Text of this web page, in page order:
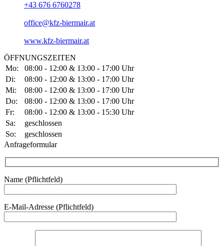
+43 676 6760278
office@kfz-biermair.at
www.kfz-biermair.at
ÖFFNUNGSZEITEN
Mo:
08:00 - 12:00 & 13:00 - 17:00 Uhr
Di:
08:00 - 12:00 & 13:00 - 17:00 Uhr
Mi:
08:00 - 12:00 & 13:00 - 17:00 Uhr
Do:
08:00 - 12:00 & 13:00 - 17:00 Uhr
Fr:
08:00 - 12:00 & 13:00 - 15:30 Uhr
Sa:
geschlossen
So:
geschlossen
Anfrageformular
Name (Pflichtfeld)
Bitte lasse dieses Feld leer.
E-Mail-Adresse (Pflichtfeld)